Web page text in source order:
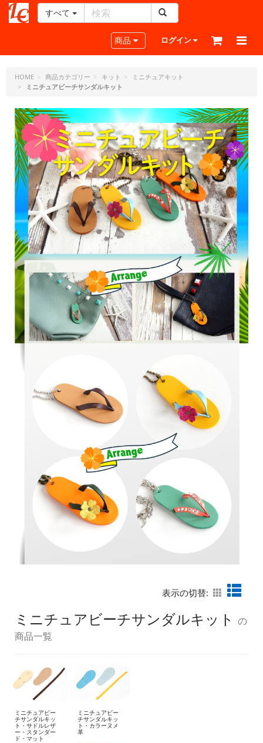
ー
ラ
フ
ド
ッ
ト・
ジ
ェ
ー
ピ
ー
すべて
Toggle navigation
商品 ログイン
HOME 商品カテゴリー キット
ミニチュアキット
ミニチュアビーチサンダルキット
表示の切替:
ミニチュアビーチサンダルキット の
商品一覧
ミニチュアビー
チサンダルキッ
ト・サドルレザ
ー・スタンダー
ド・マット
ミニチュアビー
チサンダルキッ
ト・カラーヌメ
革